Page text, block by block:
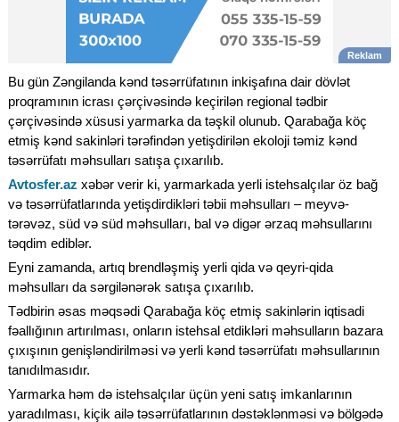
Bu gün Zəngilanda kənd təsərrüfatının inkişafına dair dövlət
proqramının icrası çərçivəsində keçirilən regional tədbir
çərçivəsində xüsusi yarmarka da təşkil olunub. Qarabağa köç
etmiş kənd sakinləri tərəfindən yetişdirilən ekoloji təmiz kənd
təsərrüfatı məhsulları satışa çıxarılıb.
Avtosfer.az xəbər verir ki, yarmarkada yerli istehsalçılar öz bağ
və təsərrüfatlarında yetişdirdikləri təbii məhsulları – meyvə-
tərəvəz, süd və süd məhsulları, bal və digər ərzaq məhsullarını
təqdim ediblər.
Eyni zamanda, artıq brendləşmiş yerli qida və qeyri-qida
məhsulları da sərgilənərək satışa çıxarılıb.
Tədbirin əsas məqsədi Qarabağa köç etmiş sakinlərin iqtisadi
fəallığının artırılması, onların istehsal etdikləri məhsulların bazara
çıxışının genişləndirilməsi və yerli kənd təsərrüfatı məhsullarının
tanıdılmasıdır.
Yarmarka həm də istehsalçılar üçün yeni satış imkanlarının
yaradılması, kiçik ailə təsərrüfatlarının dəstəklənməsi və bölgədə